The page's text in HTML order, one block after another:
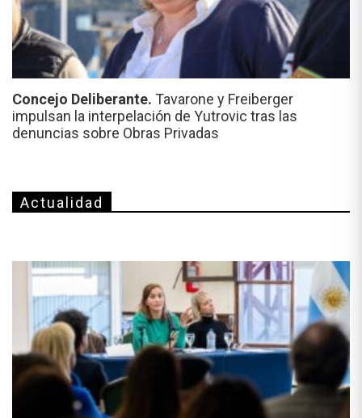
Concejo Deliberante. Tavarone y Freiberger
impulsan la interpelación de Yutrovic tras las
denuncias sobre Obras Privadas
Actualidad